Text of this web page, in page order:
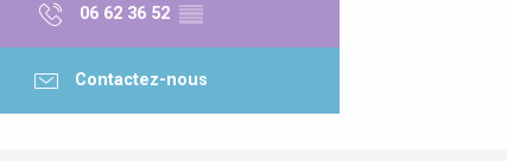
06 62 36 52 ▒▒
Contactez-nous